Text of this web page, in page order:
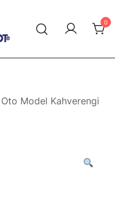
E-Ticaret
0
Model Kahverengi